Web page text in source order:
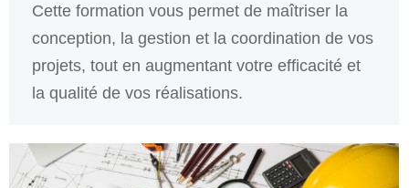
Cette formation vous permet de maîtriser la
conception, la gestion et la coordination de vos
projets, tout en augmentant votre efficacité et
la qualité de vos réalisations.